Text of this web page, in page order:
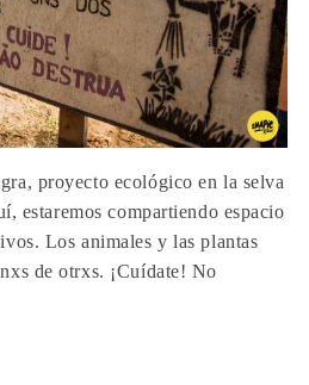
proyecto ecológico en la selva
estaremos compartiendo espacio
Los animales y las plantas
de otrxs. ¡Cuídate! No